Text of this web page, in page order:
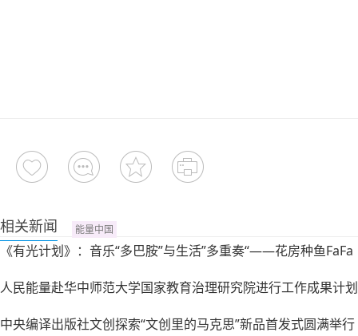
相关新闻 能量中国
《有光计划》：音乐“多巴胺”与生活”多重奏“——花房种鱼FaFa
人民能量赴华中师范大学国家教育治理研究院进行工作成果计
中央编译出版社文创探索“文创里的马克思”新品首发式圆满举行